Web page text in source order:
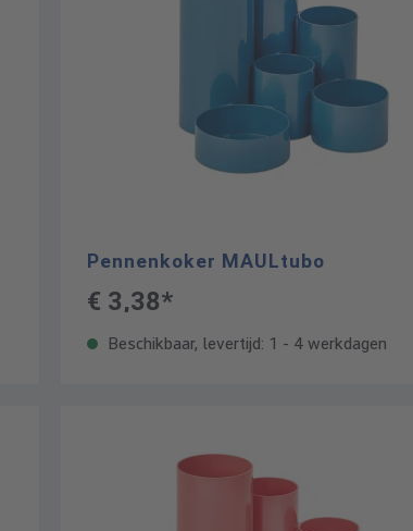
Pennenkoker MAULtubo
€ 3,38*
Beschikbaar, levertijd: 1 - 4 werkdagen